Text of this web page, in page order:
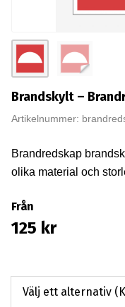
Brandskylt –
Artikelnummer:
Brandredskap
olika material och
Från
125 kr